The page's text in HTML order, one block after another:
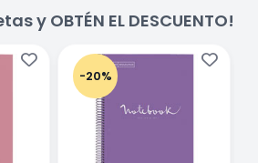
y OBTÉN EL DESCUENTO!
-20%